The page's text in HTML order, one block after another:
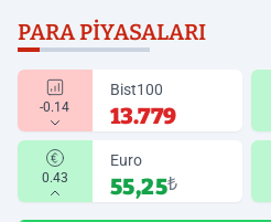
PARA PIYASALARI
-0.14
Bist100
13.779
0.43
Euro
55,25₺